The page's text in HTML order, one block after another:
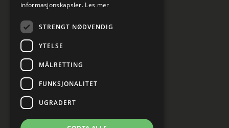
Cookies innstillinger
informasjonskapsler. Les mer
STRENGT NØDVENDIG
YTELSE
MÅLRETTING
FUNKSJONALITET
UGRADERT